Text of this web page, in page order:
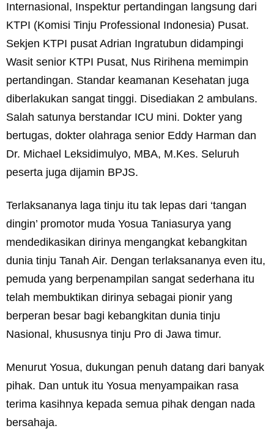
Internasional, Inspektur pertandingan langsung dari
KTPI (Komisi Tinju Professional Indonesia) Pusat.
Sekjen KTPI pusat Adrian Ingratubun didampingi
Wasit senior KTPI Pusat, Nus Ririhena memimpin
pertandingan. Standar keamanan Kesehatan juga
diberlakukan sangat tinggi. Disediakan 2 ambulans.
Salah satunya berstandar ICU mini. Dokter yang
bertugas, dokter olahraga senior Eddy Harman dan
Dr. Michael Leksidimulyo, MBA, M.Kes. Seluruh
peserta juga dijamin BPJS.
Terlaksananya laga tinju itu tak lepas dari ‘tangan
dingin’ promotor muda Yosua Taniasurya yang
mendedikasikan dirinya mengangkat kebangkitan
dunia tinju Tanah Air. Dengan terlaksananya even itu,
pemuda yang berpenampilan sangat sederhana itu
telah membuktikan dirinya sebagai pionir yang
berperan besar bagi kebangkitan dunia tinju
Nasional, khususnya tinju Pro di Jawa timur.
Menurut Yosua, dukungan penuh datang dari banyak
pihak. Dan untuk itu Yosua menyampaikan rasa
terima kasihnya kepada semua pihak dengan nada
bersahaja.